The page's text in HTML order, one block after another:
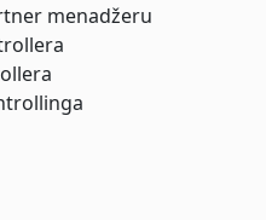
menadžeru